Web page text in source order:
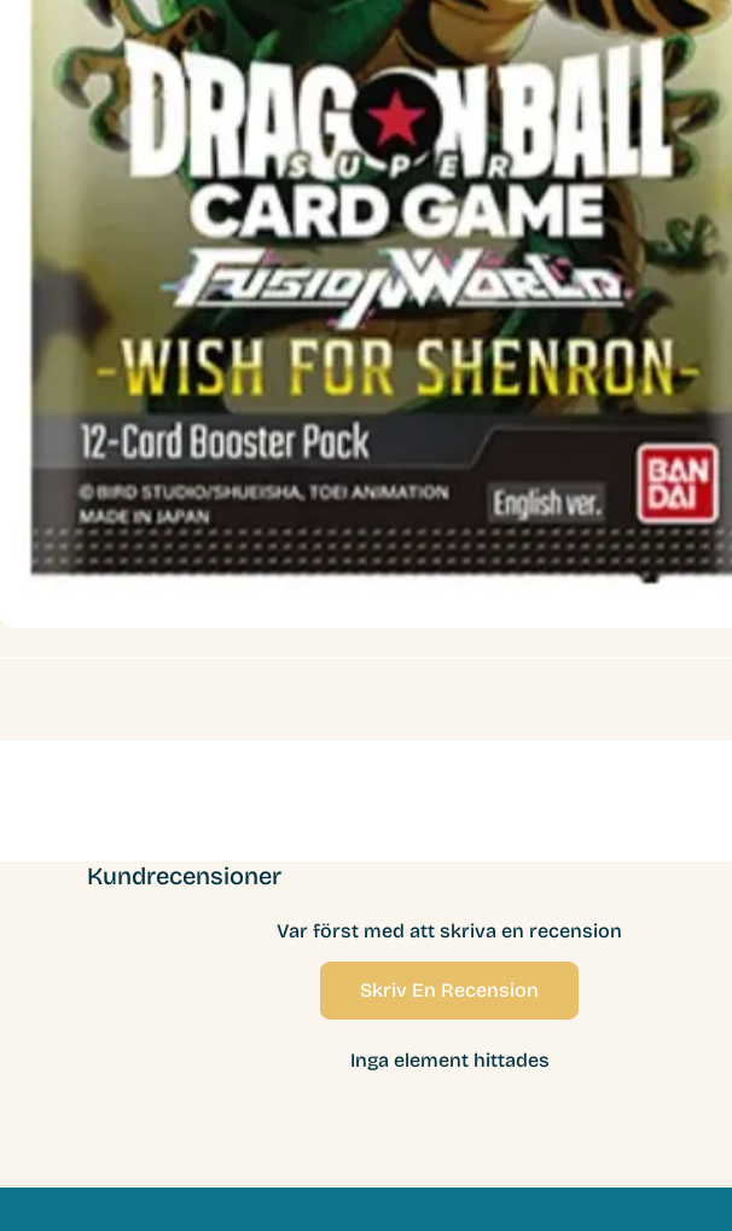
Kundrecensioner
Var först med att skriva en recension
Skriv En Recension
Inga element hittades